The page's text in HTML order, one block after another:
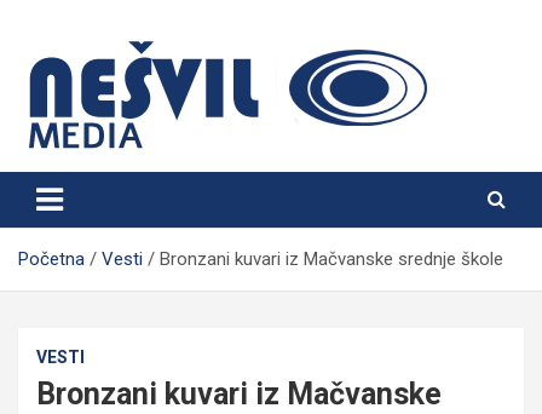
content
Nešvil Media Bogatić
Početna Vesti Bronzani kuvari iz Mačvanske srednje škole
VESTI
Bronzani kuvari iz Mačvanske